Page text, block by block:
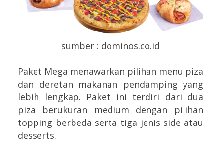
sumber : dominos.co.id
Paket Mega menawarkan pilihan menu piza
dan deretan makanan pendamping yang
lebih lengkap. Paket ini terdiri dari dua
piza berukuran medium dengan pilihan
topping berbeda serta tiga jenis side atau
desserts.